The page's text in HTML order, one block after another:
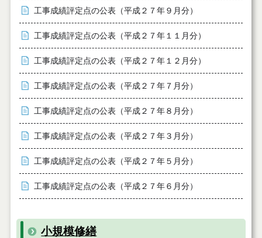
工事成績評定点の公表（平成２７年９月分）
工事成績評定点の公表（平成２７年１１月分）
工事成績評定点の公表（平成２７年１２月分）
工事成績評定点の公表（平成２７年７月分）
工事成績評定点の公表（平成２７年８月分）
工事成績評定点の公表（平成２７年３月分）
工事成績評定点の公表（平成２７年５月分）
工事成績評定点の公表（平成２７年６月分）
小規模修繕